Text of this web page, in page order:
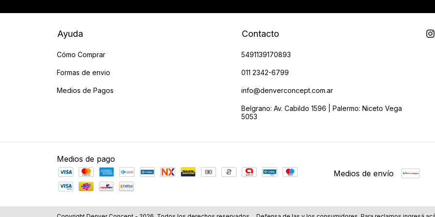
Ayuda
Cómo Comprar
Formas de envio
Medios de Pagos
Contacto
5491139170893
011 2342-6799
info@denverconcept.com.ar
Belgrano: Av. Cabildo 1596 | Palermo: Niceto Vega
5053
Medios de pago
Medios de envío